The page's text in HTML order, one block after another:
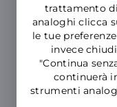
trattamento
analoghi clicca
le tue
invece
"Continua
continuerà
strumenti